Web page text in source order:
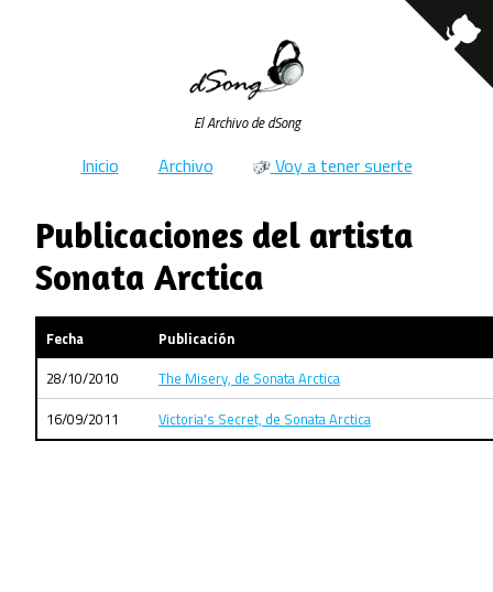
El Archivo de dSong
Inicio Archivo Voy a tener suerte
Publicaciones del artista
Sonata Arctica
Fecha
Publicación
28/10/2010
The Misery, de Sonata Arctica
16/09/2011
Victoria's Secret, de Sonata Arctica